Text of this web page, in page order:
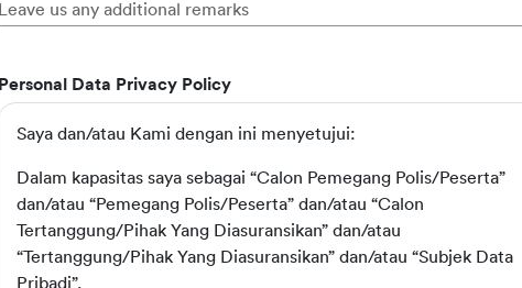
Leave us any additional remarks
Personal Data Privacy Policy
Saya dan/atau Kami dengan ini menyetujui:
Dalam kapasitas saya sebagai “Calon Pemegang Polis/Peserta”
dan/atau “Pemegang Polis/Peserta” dan/atau “Calon
Tertanggung/Pihak Yang Diasuransikan” dan/atau
“Tertanggung/Pihak Yang Diasuransikan” dan/atau “Subjek Data
Pribadi”.